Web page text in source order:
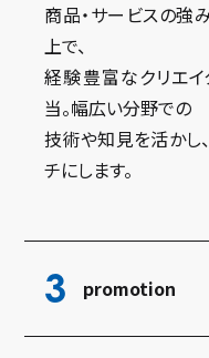
商品・サービスの強
上で、
経験豊富なクリエ
当。幅広い分野での
技術や知見を活かし
チにします。
3 promotion